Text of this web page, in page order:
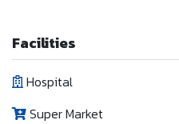
Facilities
Hospital
Super Market